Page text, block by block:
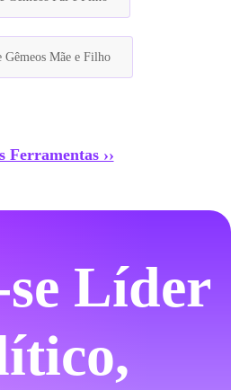
Gêmeos Mãe e Filho
Ferramentas ››
Líder